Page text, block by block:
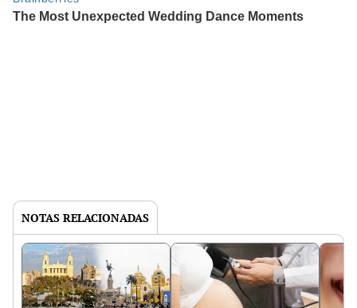
NOTAS RELACIONADAS